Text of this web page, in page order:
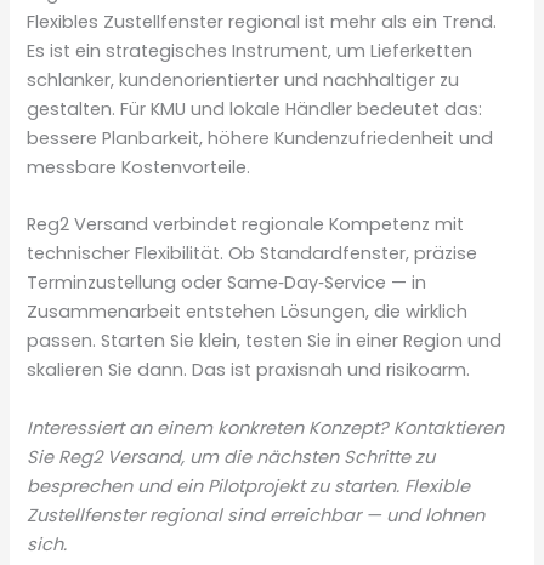
Flexibles Zustellfenster regional ist mehr als ein Trend.
Es ist ein strategisches Instrument, um Lieferketten
schlanker, kundenorientierter und nachhaltiger zu
gestalten. Für KMU und lokale Händler bedeutet das:
bessere Planbarkeit, höhere Kundenzufriedenheit und
messbare Kostenvorteile.
Reg2 Versand verbindet regionale Kompetenz mit
technischer Flexibilität. Ob Standardfenster, präzise
Terminzustellung oder Same‑Day‑Service — in
Zusammenarbeit entstehen Lösungen, die wirklich
passen. Starten Sie klein, testen Sie in einer Region und
skalieren Sie dann. Das ist praxisnah und risikoarm.
Interessiert an einem konkreten Konzept? Kontaktieren
Sie Reg2 Versand, um die nächsten Schritte zu
besprechen und ein Pilotprojekt zu starten. Flexible
Zustellfenster regional sind erreichbar — und lohnen
sich.